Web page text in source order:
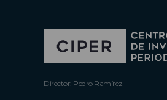
Director: Pedro Ramírez